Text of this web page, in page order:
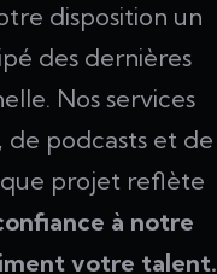
disposition un
des dernières
Nos services
de podcasts et de
projet reflète
à notre
votre talent.